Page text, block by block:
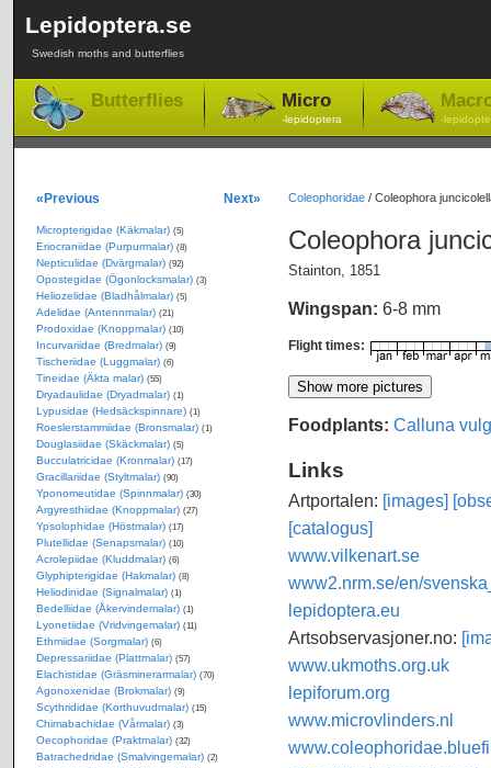
Lepidoptera.se
Swedish moths and butterflies
Butterflies Micro
-lepidoptera -
Coleophoridae/ Coleophora
Coleophora
Stainton, 1851
Wingspan: 6-8 mm
Flight times:
Foodplants: Calluna
Links
Artportalen: [images]
[catalogus]
www.vilkenart.se
www2.nrm.se/en/
lepidoptera.eu
Artsobservasjoner.no:
www.ukmoths.org.uk
lepiforum.org
www.microvlinders.nl
«Previous Next»
Micropterigidae (Käkmalar) (5)
Eriocraniidae (Purpurmalar) (8)
Nepticulidae (Dvärgmalar) (92)
Opostegidae (Ögonlocksmalar) (3)
Heliozelidae (Bladhålmalar) (5)
Adelidae (Antennmalar) (21)
Prodoxidae (Knoppmalar) (10)
Incurvariidae (Bredmalar) (9)
Tischeriidae (Luggmalar) (6)
Tineidae (Äkta malar) (55)
Dryadaulidae (Dryadmalar) (1)
Lypusidae (Hedsäckspinnare) (1)
Roeslerstammiidae (Bronsmalar) (1)
Douglasiidae (Skäckmalar) (5)
Bucculatricidae (Kronmalar) (17)
Gracillariidae (Styltmalar) (90)
Yponomeutidae (Spinnmalar) (30)
Argyresthiidae (Knoppmalar) (27)
Ypsolophidae (Höstmalar) (17)
Plutellidae (Senapsmalar) (10)
Acrolepiidae (Kluddmalar) (6)
Glyphipterigidae (Hakmalar) (8)
Heliodinidae (Signalmalar) (1)
Bedelliidae (Åkervindemalar) (1)
Lyonetiidae (Vridvingemalar) (11)
Ethmiidae (Sorgmalar) (6)
Depressariidae (Plattmalar) (57)
Elachistidae (Gräsminerarmalar) (70)
Agonoxenidae (Brokmalar) (9)
Scythrididae (Korthuvudmalar) (15)
Chimabachidae (Vårmalar) (3)
Oecophoridae (Praktmalar) (32)
Batrachedridae (Smalvingemalar) (2)